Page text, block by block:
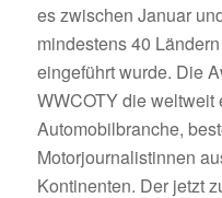
es zwischen Januar
mindestens 40
eingeführt wurde. Die
WWCOTY die
Automobilbranche,
Motorjournalistinnen
Kontinenten. Der jetzt